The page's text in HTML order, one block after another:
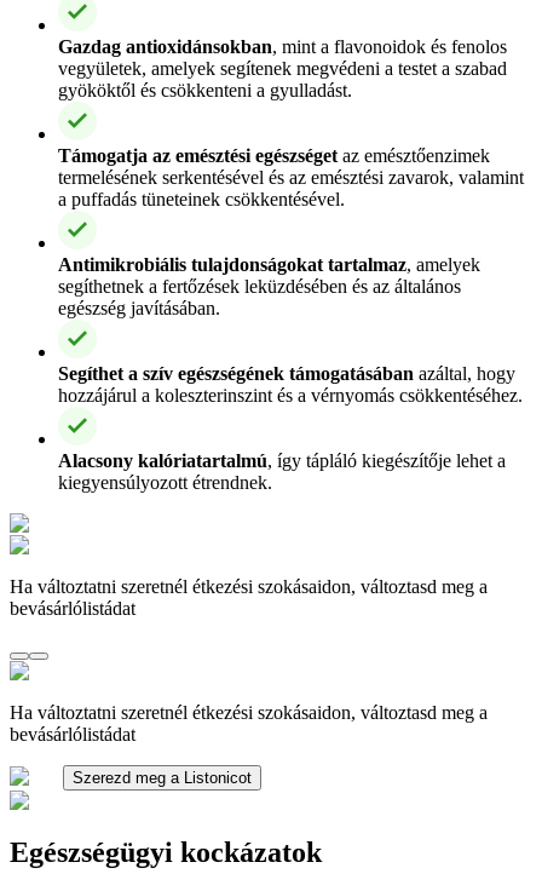
Gazdag antioxidánsokban, mint a flavonoidok és fenolos
vegyületek, amelyek segítenek megvédeni a testet a szabad
gyököktől és csökkenteni a gyulladást.
Támogatja az emésztési egészséget az emésztőenzimek
termelésének serkentésével és az emésztési zavarok, valamint
a puffadás tüneteinek csökkentésével.
Antimikrobiális tulajdonságokat tartalmaz, amelyek
segíthetnek a fertőzések leküzdésében és az általános
egészség javításában.
Segíthet a szív egészségének támogatásában azáltal, hogy
hozzájárul a koleszterinszint és a vérnyomás csökkentéséhez.
Alacsony kalóriatartalmú, így tápláló kiegészítője lehet a
kiegyensúlyozott étrendnek.
Ha változtatni szeretnél étkezési szokásaidon, változtasd meg a
bevásárlólistádat
Ha változtatni szeretnél étkezési szokásaidon, változtasd meg a
bevásárlólistádat
Szerezd meg a Listonicot
Egészségügyi kockázatok